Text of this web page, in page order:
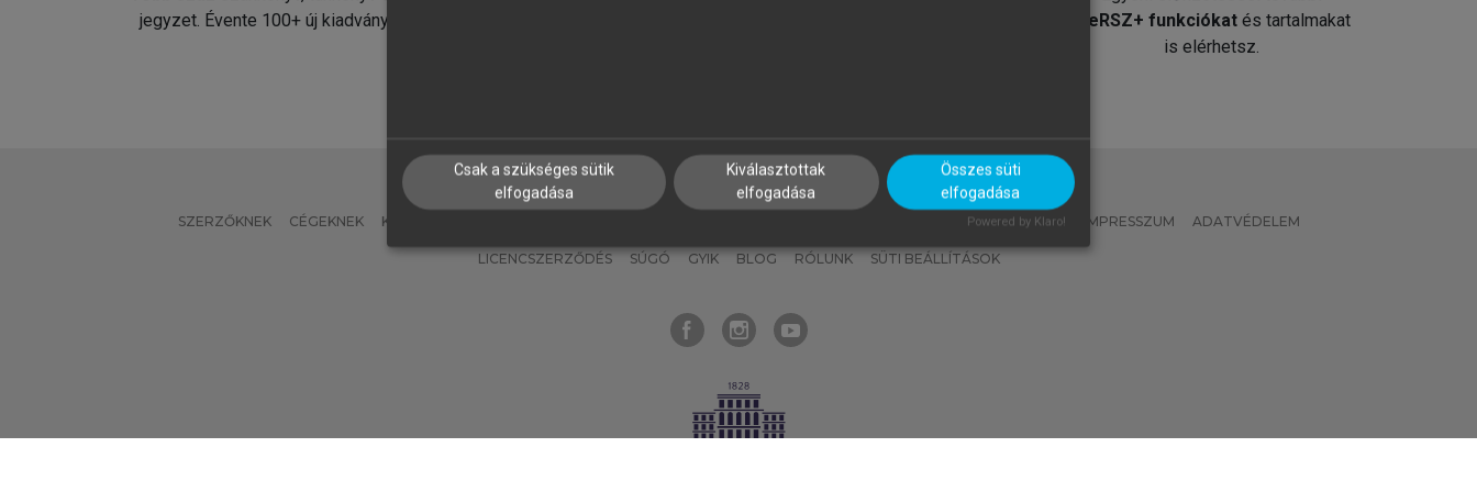
jegyzet. Évente 100+ új kiadvány.
MeRSZ+ funkciókat és tartalmakat
is elérhetsz.
SZERZŐKNEK CÉGEKNEK KÖNYVTÁROSOKNAK MI – ÁLTALÁNOS IRÁNYELVEK IMPRESSZUM ADATVÉDELEM
LICENCSZERZŐDÉS SÚGÓ GYIK BLOG RÓLUNK SÜTI BEÁLLÍTÁSOK
Csak a szükséges sütik
elfogadása
Kiválasztottak
elfogadása
Összes süti
elfogadása
Powered by Klaro!